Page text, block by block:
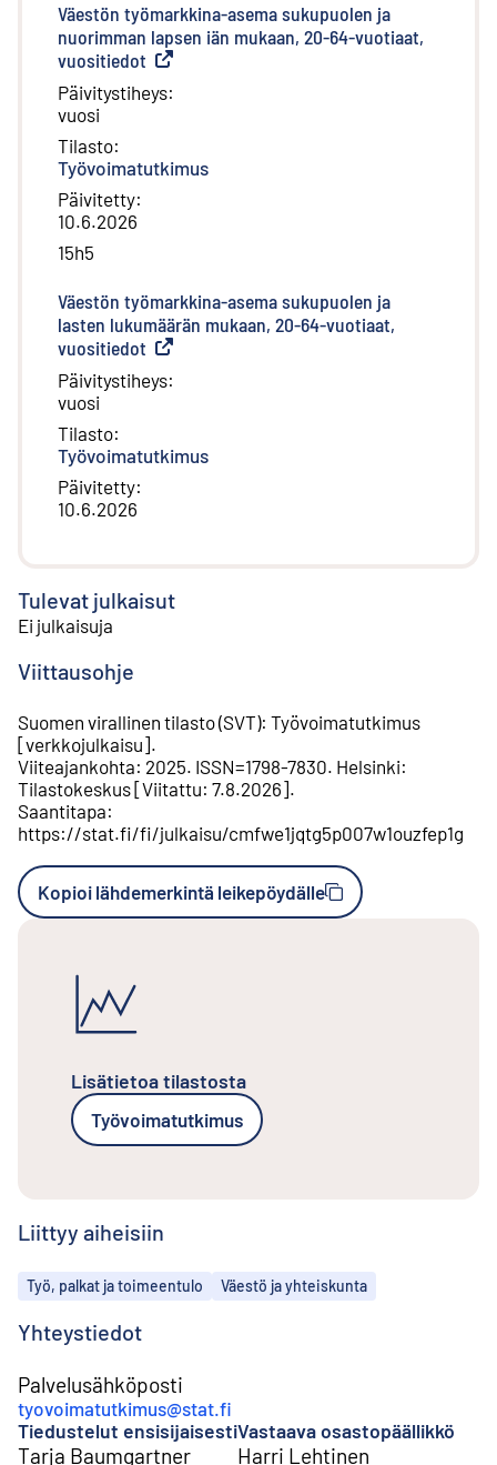
Väestön työmarkkina-asema sukupuolen ja
nuorimman lapsen iän mukaan, 20-64-vuotiaat,
vuositiedot Ulkoinen linkki
Päivitystiheys:
vuosi
Tilasto:
Työvoimatutkimus
Päivitetty:
10.6.2026
15h5
Väestön työmarkkina-asema sukupuolen ja
lasten lukumäärän mukaan, 20-64-vuotiaat,
vuositiedot Ulkoinen linkki
Päivitystiheys:
vuosi
Tilasto:
Työvoimatutkimus
Päivitetty:
10.6.2026
Tulevat julkaisut
Ei julkaisuja
Viittausohje
Suomen virallinen tilasto (SVT): Työvoimatutkimus
[verkkojulkaisu].
Viiteajankohta: 2025. ISSN=1798-7830. Helsinki:
Tilastokeskus[Viitattu: 7.8.2026].
Saantitapa:
https://stat.fi/fi/julkaisu/cmfwe1jqtg5p007w1ouzfep1g
Kopioi lähdemerkintä leikepöydälle
Lisätietoa tilastosta
Työvoimatutkimus
Liittyy aiheisiin
Aiheet
Työ, palkat ja toimeentulo Väestö ja yhteiskunta
Yhteystiedot
Palvelusähköposti
tyovoimatutkimus@stat.fi
Tiedustelut ensisijaisesti
Tarja Baumgartner
Vastaava osastopäällikkö
Harri Lehtinen